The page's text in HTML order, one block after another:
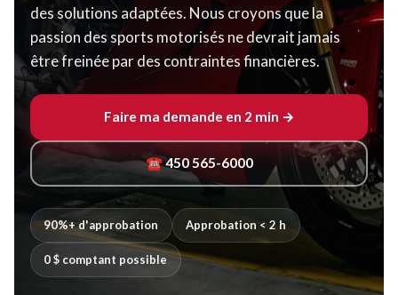
des solutions adaptées. Nous croyons que la
passion des sports motorisés ne devrait jamais
être freinée par des contraintes financières.
Faire ma demande en 2 min →
☎ 450 565-6000
90%+ d'approbation Approbation < 2 h
0 $ comptant possible